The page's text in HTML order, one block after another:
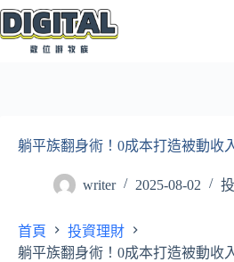
跳
至
躺平族翻身術！0成本打造被動收
writer 2025-08-02
首頁
投資理財
躺平族翻身術！0成本打造被動收